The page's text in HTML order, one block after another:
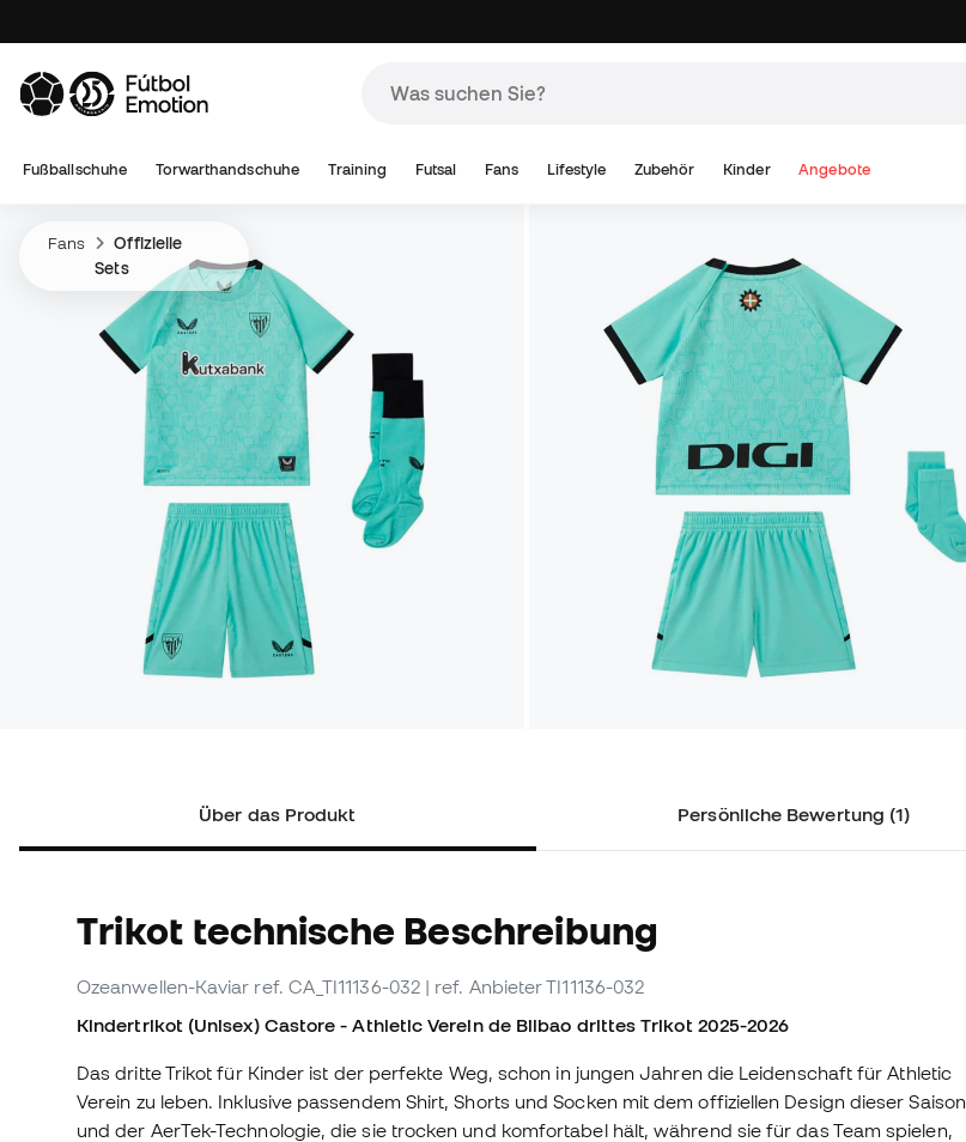
Fußballschuhe Torwarthandschuhe Training Futsal Fans Lifestyle Zubehör Kinder Angebote
Fans
Offizielle
Sets
Über das Produkt Persönliche Bewertung (1)
Trikot technische Beschreibung
Ozeanwellen-Kaviar ref. CA_TI11136-032 | ref. Anbieter TI11136-032
Kindertrikot (Unisex) Castore - Athletic Verein de Bilbao drittes Trikot 2025-2026
Das dritte Trikot für Kinder ist der perfekte Weg, schon in jungen Jahren die Leidenschaft für Athletic
Verein zu leben. Inklusive passendem Shirt, Shorts und Socken mit dem offiziellen Design dieser Saison
und der AerTek-Technologie, die sie trocken und komfortabel hält, während sie für das Team spielen,